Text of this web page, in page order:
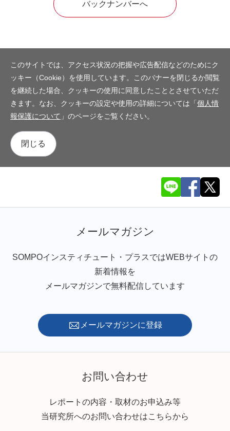
バックナンバーへ
このサイトでは、アクセス状況の把握や広告配信などのためにク
ッキー（Cookie）を使用しています。このバナーを閉じるか閲覧
を継続した場合、クッキーの使用に同意したこととさせていただ
きます。なお、クッキーの設定や使用の詳細については「 個人情
報保護について 」のページをご覧ください。
閉じる
メールマガジン
SOMPOインスティチュート・プラスではWEBサイトの
新着情報を
メールマガジンで無料配信しています
メールマガジンに登録
お問い合わせ
レポートの内容・取材のお申込み等
当研究所へのお問い合わせはこちらから